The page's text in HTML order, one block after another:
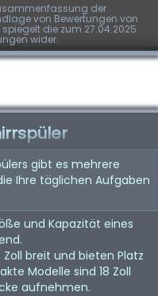
der
von Bewertungen von
die zum 27.04.2025
wider.
gibt es mehrere
Ihre täglichen Aufgaben
und Kapazität eines
breit und bieten Platz
Modelle sind 18 Zoll
aufnehmen.